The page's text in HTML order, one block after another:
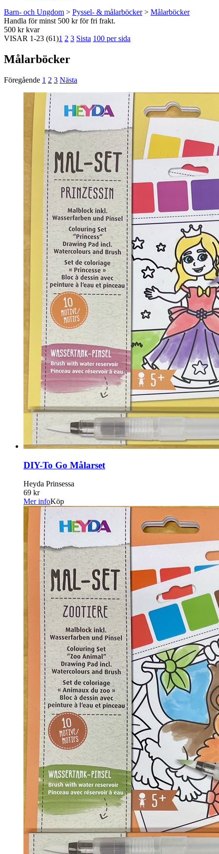
Barn- och Ungdom > Pyssel- & målarböcker> Målarböcker
Handla för minst 500 kr för fri frakt.
500 kr kvar
VISAR 1-23 (61)1 2 3 Sista 100 per sida
Målarböcker
Föregående 1 2 3 Nästa
DIY-To Go Målarset
Heyda Prinsessa
69 kr
Mer infoKöp